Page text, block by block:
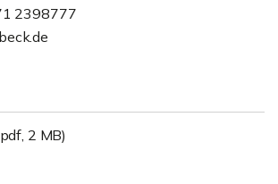
2398777
2 MB)